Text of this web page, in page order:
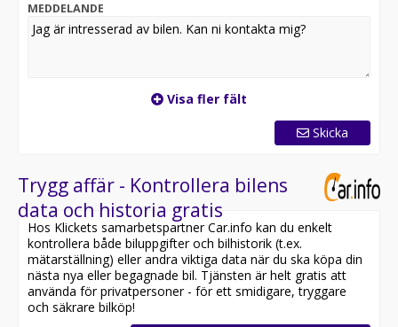
MEDDELANDE
Visa fler fält
Skicka
Trygg affär - Kontrollera bilens
data och historia gratis
Hos Klickets samarbetspartner Car.info kan du enkelt
kontrollera både biluppgifter och bilhistorik (t.ex.
mätarställning) eller andra viktiga data när du ska köpa din
nästa nya eller begagnade bil. Tjänsten är helt gratis att
använda för privatpersoner - för ett smidigare, tryggare
och säkrare bilköp!